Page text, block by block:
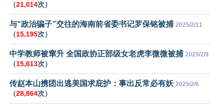
（21,014次）
与“政治骗子”交往的海南前省委书记罗保铭被捕 2025/2/11
（15,195次）
中学教师被窜升 全国政协正部级女老虎李微微被捕 2025/2/9
（15,613次）
传赵本山携团出逃美国求庇护：事出反常必有妖 2025/2/6
（28,864次）